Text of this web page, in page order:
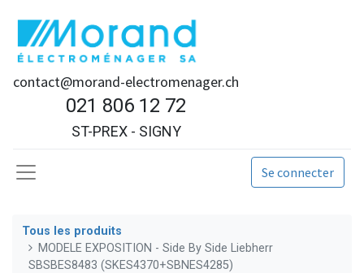
contact@morand-electromenager.ch
021 806 12 72
ST-PREX - SIGNY
Se connecter
Tous les produits
MODELE EXPOSITION - Side By Side Liebherr
SBSBES8483 (SKES4370+SBNES4285)